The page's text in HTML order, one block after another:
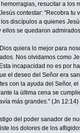
resucitar a los
contestar: "Recobra tu
discípulos a quienes
ellos se quedaron
quiera lo mejor para
Nos olvidamos como
incapacidad no es por
el deseo del Señor era
con la ayuda del Señor,
la última cena se
más grandes." (Jn 12:14)
del poder sanador de
los dolores de los